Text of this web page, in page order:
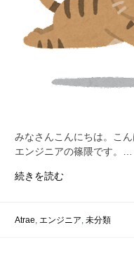
みなさんこんにちは。こ
エンジニアの篠隈です。…
続きを読む正
危
Atrae, エンジニア, 未分類